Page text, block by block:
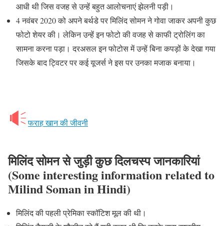
आधी थी जिस वजह से उन्हें बहुत आलोचनाएं झेलनी पड़ी।
4 नवंबर 2020 को अपने बर्थडे पर मिलिंद सोमन ने गोवा जाकर अपनी कुछ
फोटो शेयर की। लेकिन उन्हें इन फोटो की वजह से काफी ट्रोलिंग का
सामना करना पड़ा। दरअसल इन फोटोस में उन्हें बिना कपड़ों के देखा गया
जिसके बाद ट्विटर पर कई यूजर्स ने इस पर उनका मजाक बनाया।
फराह खान की जीवनी
मिलिंद सोमन से जुड़ी कुछ दिलचस्प जानकारियां
(Some interesting information related to
Milind Soman in Hindi)
मिलिंद की पहली प्रेमिका स्कॉटिश मूल की थी।